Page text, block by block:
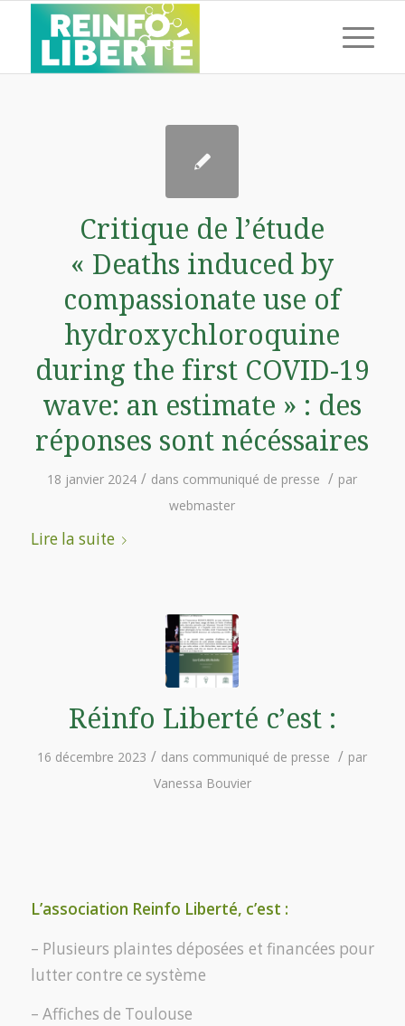
Critique de l’étude
« Deaths induced by
compassionate use of
hydroxychloroquine
during the first COVID-19
wave: an estimate » : des
réponses sont nécéssaires
18 janvier 2024 / dans communiqué de presse / par
webmaster
Lire la suite
Réinfo Liberté c’est :
16 décembre 2023 / dans communiqué de presse / par
Vanessa Bouvier
L’association Reinfo Liberté, c’est :
– Plusieurs plaintes déposées et financées pour
lutter contre ce système
– Affiches de Toulouse